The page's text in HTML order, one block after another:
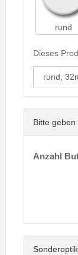
rund
Dieses
Bitte
Anzahl
Sonderoptik
< /picture>